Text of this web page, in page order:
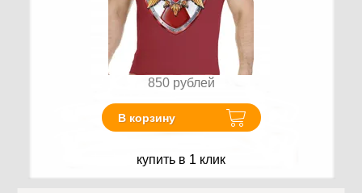
850 рублей
В корзину
купить в 1 клик